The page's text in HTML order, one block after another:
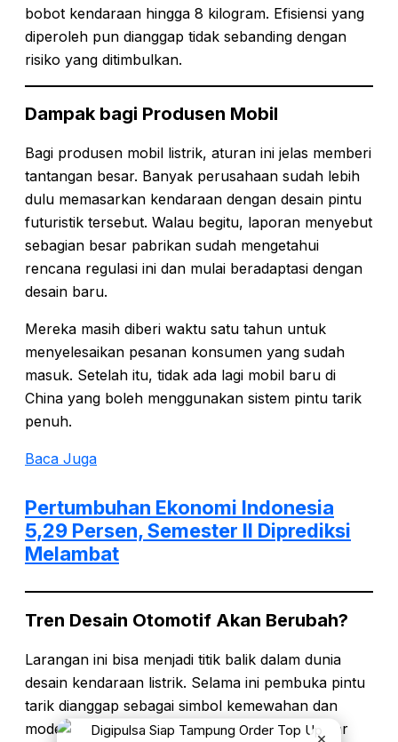
bobot kendaraan hingga 8 kilogram. Efisiensi yang
diperoleh pun dianggap tidak sebanding dengan
risiko yang ditimbulkan.
Dampak bagi Produsen Mobil
Bagi produsen mobil listrik, aturan ini jelas memberi
tantangan besar. Banyak perusahaan sudah lebih
dulu memasarkan kendaraan dengan desain pintu
futuristik tersebut. Walau begitu, laporan menyebut
sebagian besar pabrikan sudah mengetahui
rencana regulasi ini dan mulai beradaptasi dengan
desain baru.
Mereka masih diberi waktu satu tahun untuk
menyelesaikan pesanan konsumen yang sudah
masuk. Setelah itu, tidak ada lagi mobil baru di
China yang boleh menggunakan sistem pintu tarik
penuh.
Baca Juga
Pertumbuhan Ekonomi Indonesia
5,29 Persen, Semester II Diprediksi
Melambat
Tren Desain Otomotif Akan Berubah?
Larangan ini bisa menjadi titik balik dalam dunia
desain kendaraan listrik. Selama ini pembuka pintu
tarik dianggap sebagai simbol kemewahan dan
modernitas. Namun jika regulasi ini benar-benar
×